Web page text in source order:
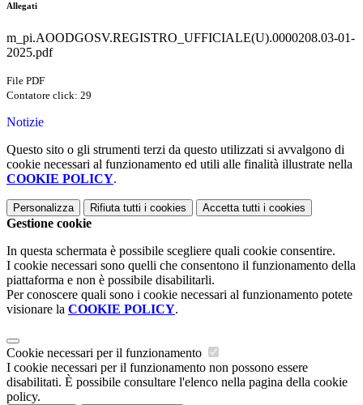
Allegati
m_pi.AOODGOSV.REGISTRO_UFFICIALE(U).0000208.03-01-
2025.pdf
File PDF
Contatore click: 29
Notizie
Questo sito o gli strumenti terzi da questo utilizzati si avvalgono di
cookie necessari al funzionamento ed utili alle finalità illustrate nella
COOKIE POLICY.
Personalizza Rifiuta tutti i cookies Accetta tutti i cookies
Gestione cookie
In questa schermata è possibile scegliere quali cookie consentire.
I cookie necessari sono quelli che consentono il funzionamento della
piattaforma e non è possibile disabilitarli.
Per conoscere quali sono i cookie necessari al funzionamento potete
visionare la COOKIE POLICY.
Cookie necessari per il funzionamento
I cookie necessari per il funzionamento non possono essere
disabilitati. È possibile consultare l'elenco nella pagina della cookie
policy.